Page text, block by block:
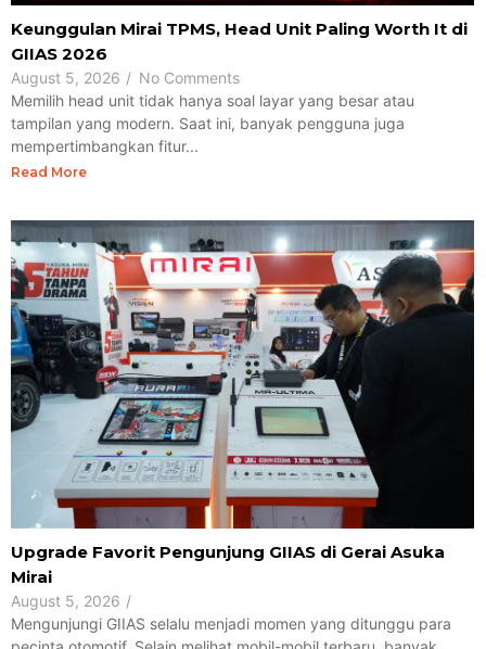
Keunggulan Mirai TPMS, Head Unit Paling Worth It di
GIIAS 2026
August 5, 2026 / No Comments
Memilih head unit tidak hanya soal layar yang besar atau
tampilan yang modern. Saat ini, banyak pengguna juga
mempertimbangkan fitur...
Read More
Upgrade Favorit Pengunjung GIIAS di Gerai Asuka
Mirai
August 5, 2026 /
Mengunjungi GIIAS selalu menjadi momen yang ditunggu para